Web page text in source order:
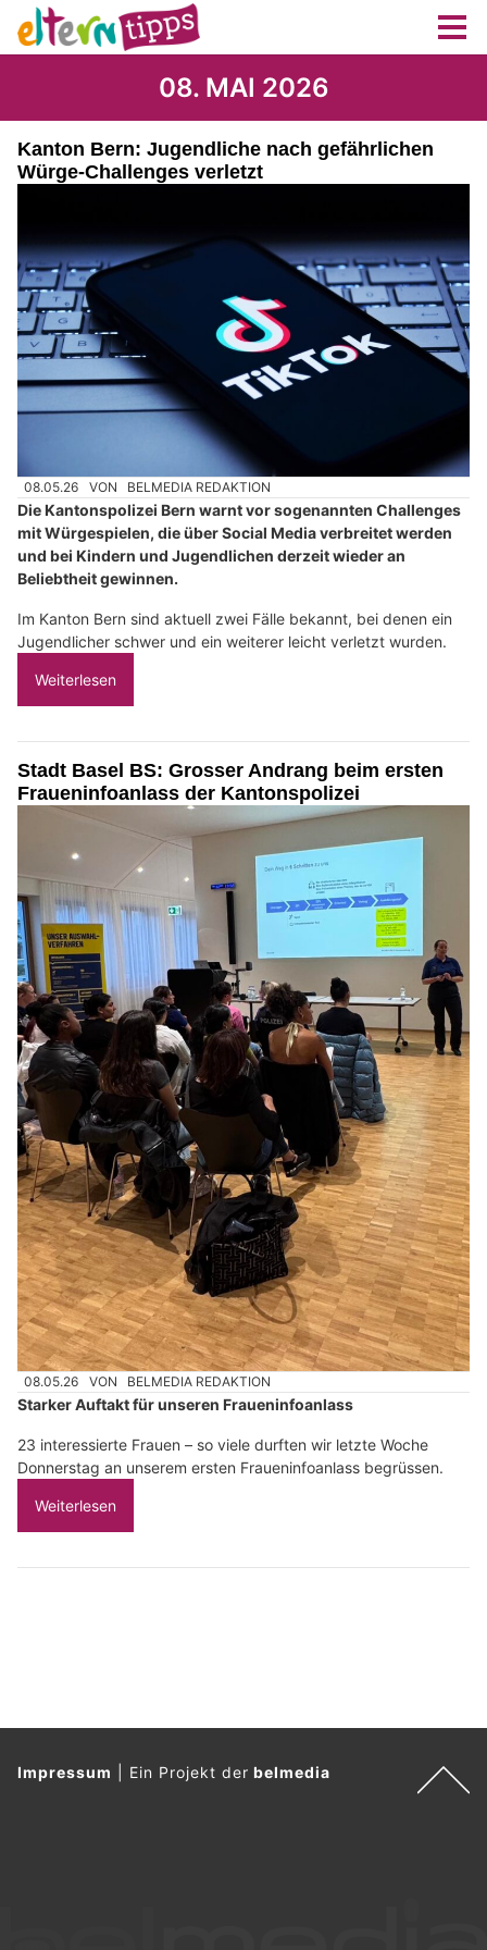
08. MAI 2026
Kanton Bern: Jugendliche nach gefährlichen
Würge-Challenges verletzt
08.05.26 VON BELMEDIA REDAKTION
Die Kantonspolizei Bern warnt vor sogenannten Challenges
mit Würgespielen, die über Social Media verbreitet werden
und bei Kindern und Jugendlichen derzeit wieder an
Beliebtheit gewinnen.
Im Kanton Bern sind aktuell zwei Fälle bekannt, bei denen ein
Jugendlicher schwer und ein weiterer leicht verletzt wurden.
Weiterlesen
Stadt Basel BS: Grosser Andrang beim ersten
Fraueninfoanlass der Kantonspolizei
08.05.26 VON BELMEDIA REDAKTION
Starker Auftakt für unseren Fraueninfoanlass
23 interessierte Frauen – so viele durften wir letzte Woche
Donnerstag an unserem ersten Fraueninfoanlass begrüssen.
Weiterlesen
Impressum Ein Projekt derbelmedia